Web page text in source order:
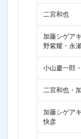
二宮和也
加藤シゲア
野紫耀・永
小山慶一郎
二宮和也・
加藤シゲア
快彦